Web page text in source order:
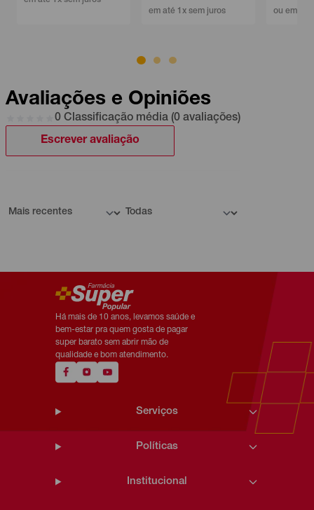
ou em 7x sem juros
Avaliações e Opiniões
0 Classificação média (0 avaliações)
Escrever avaliação
Há mais de 10 anos, levamos saúde e
bem-estar pra quem gosta de pagar
super barato sem abrir mão de
qualidade e bom atendimento.
Serviços
Políticas
Institucional